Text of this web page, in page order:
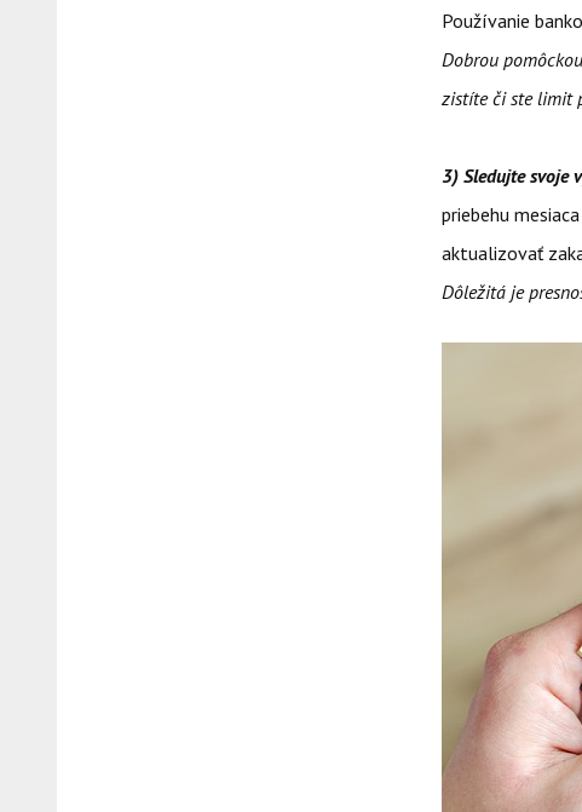
Používanie
Dobrou
zistíte či ste limit
3) Sledujte svoje
priebehu
aktualizovať
Dôležitá je